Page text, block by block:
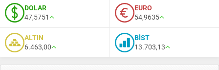
DOLAR
47,5751
EURO
54,9635
ALTIN
6.463,00
BİST
13.703,13